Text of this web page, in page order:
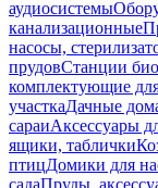
аудиосистемы
канализационные
насосы,
прудовСтанции
комплектующие
участкаДачные
сараиАксессуары
ящики, таблички
птицДомики для
садаПруды,